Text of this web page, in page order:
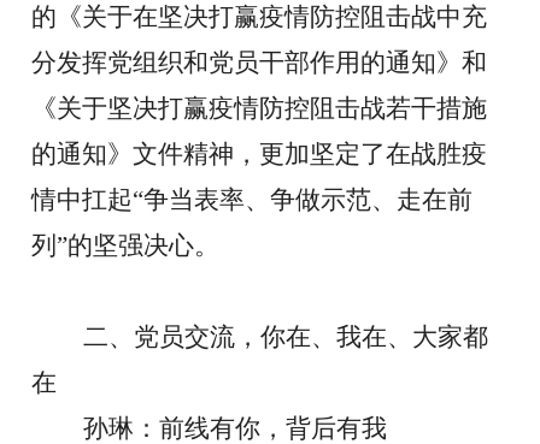
的《关于在坚决打赢疫情防控阻击战中充
分发挥党组织和党员干部作用的通知》和
《关于坚决打赢疫情防控阻击战若干措施
的通知》文件精神，更加坚定了在战胜疫
情中扛起“争当表率、争做示范、走在前
列”的坚强决心。
二、党员交流，你在、我在、大家都
在
孙琳：前线有你，背后有我